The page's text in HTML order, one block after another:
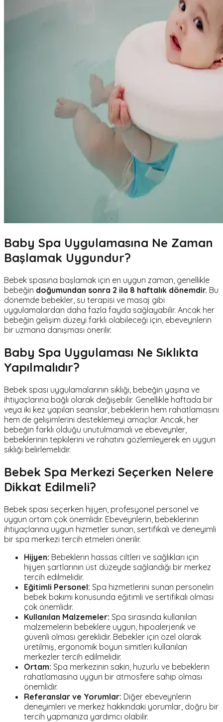
Baby Spa Uygulamasına Ne Zaman
Başlamak Uygundur?
Bebek spasına başlamak için en uygun zaman, genellikle
bebeğin doğumundan sonra 2 ila 8 haftalık dönemdir. Bu
dönemde bebekler, su terapisi ve masaj gibi
uygulamalardan daha fazla fayda sağlayabilir. Ancak her
bebeğin gelişim düzeyi farklı olabileceği için, ebeveynlerin
bir uzmana danışması önerilir.
Baby Spa Uygulaması Ne Sıklıkta
Yapılmalıdır?
Bebek spası uygulamalarının sıklığı, bebeğin yaşına ve
ihtiyaçlarına bağlı olarak değişebilir. Genellikle haftada bir
veya iki kez yapılan seanslar, bebeklerin hem rahatlamasını
hem de gelişimlerini desteklemeyi amaçlar. Ancak, her
bebeğin farklı olduğu unutulmamalı ve ebeveynler,
bebeklerinin tepkilerini ve rahatını gözlemleyerek en uygun
sıklığı belirlemelidir.
Bebek Spa Merkezi Seçerken Nelere
Dikkat Edilmeli?
Bebek spası seçerken hijyen, profesyonel personel ve
uygun ortam çok önemlidir. Ebeveynlerin, bebeklerinin
ihtiyaçlarına uygun hizmetler sunan, sertifikalı ve deneyimli
bir spa merkezi tercih etmeleri önerilir.
Hijyen: Bebeklerin hassas ciltleri ve sağlıkları için
hijyen şartlarının üst düzeyde sağlandığı bir merkez
tercih edilmelidir.
Eğitimli Personel: Spa hizmetlerini sunan personelin
bebek bakımı konusunda eğitimli ve sertifikalı olması
çok önemlidir.
Kullanılan Malzemeler: Spa sırasında kullanılan
malzemelerin bebeklere uygun, hipoalerjenik ve
güvenli olması gereklidir. Bebekler için özel olarak
üretilmiş, ergonomik boyun simitleri kullanılan
merkezler tercih edilmelidir.
Ortam: Spa merkezinin sakin, huzurlu ve bebeklerin
rahatlamasına uygun bir atmosfere sahip olması
önemlidir.
Referanslar ve Yorumlar: Diğer ebeveynlerin
deneyimleri ve merkez hakkındaki yorumlar, doğru bir
tercih yapmanıza yardımcı olabilir.